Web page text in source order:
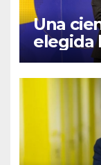
Una
elegida
por
en